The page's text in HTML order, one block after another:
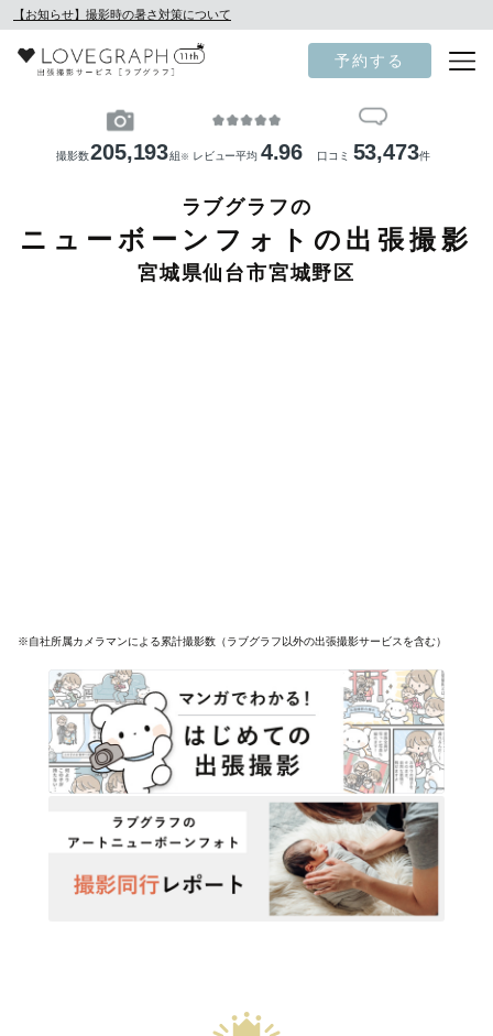
【お知らせ】撮影時の暑さ対策について
予約する
撮影数205,193組 ※ レビュー平均 4.96 口コミ 53,473件
ラブグラフの
ニューボーンフォトの出張撮影
宮城県仙台市宮城野区
※自社所属カメラマンによる累計撮影数（ラブグラフ以外の出張撮影サービスを含む）